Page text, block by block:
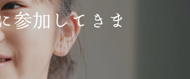
参加してきま